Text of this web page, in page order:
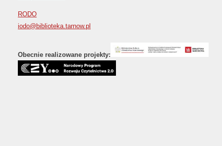
RODO
iodo@biblioteka.tarnow.pl
Obecnie realizowane projekty: